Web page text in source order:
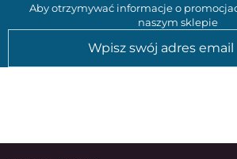
Aby otrzymywać informacje o
naszym sklepie